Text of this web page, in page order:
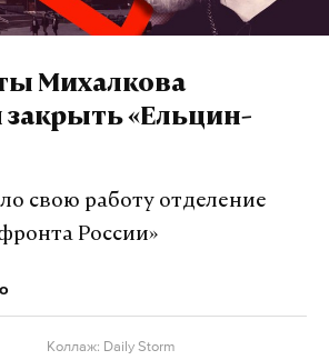
Михалкова
закрыть «Ельцин-
свою работу отделение
России»
Коллаж: Daily Storm